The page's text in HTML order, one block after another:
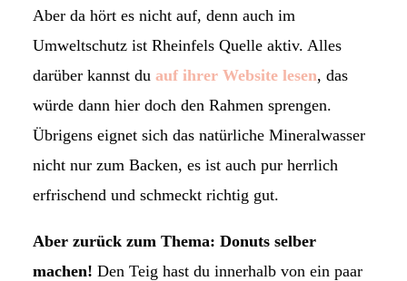
Aber da hört es nicht auf, denn auch im
Umweltschutz ist Rheinfels Quelle aktiv. Alles
darüber kannst du auf ihrer Website lesen, das
würde dann hier doch den Rahmen sprengen.
Übrigens eignet sich das natürliche Mineralwasser
nicht nur zum Backen, es ist auch pur herrlich
erfrischend und schmeckt richtig gut.
Aber zurück zum Thema: Donuts selber
machen! Den Teig hast du innerhalb von ein paar